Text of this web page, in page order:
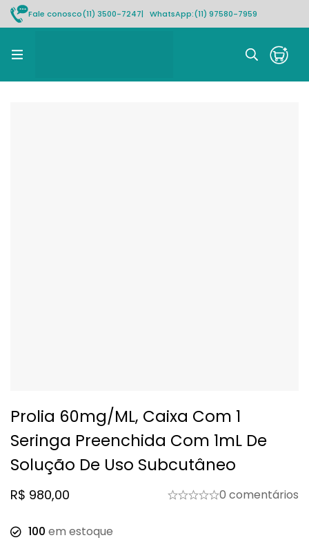
Fale conosco(11) 3500-7247| WhatsApp:(11) 97580-7959
Prolia 60mg/mL, Caixa Com 1
Seringa Preenchida Com 1mL De
Solução De Uso Subcutâneo
R$ 980,00 0 comentários
100 em estoque